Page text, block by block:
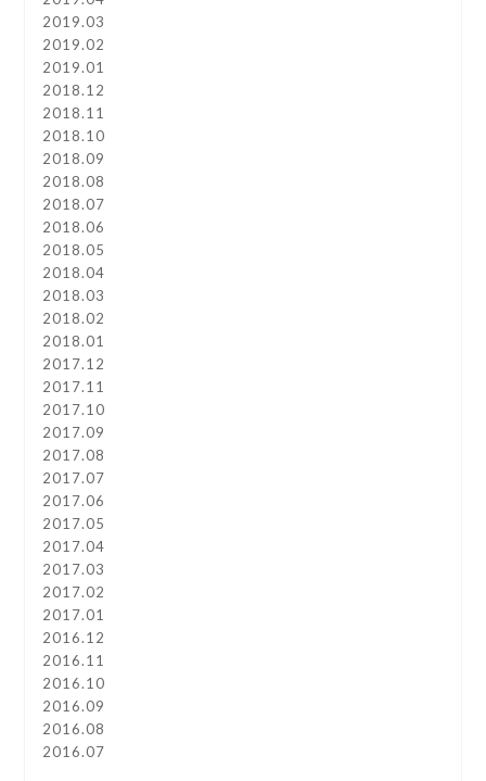
2019.03
2019.02
2019.01
2018.12
2018.11
2018.10
2018.09
2018.08
2018.07
2018.06
2018.05
2018.04
2018.03
2018.02
2018.01
2017.12
2017.11
2017.10
2017.09
2017.08
2017.07
2017.06
2017.05
2017.04
2017.03
2017.02
2017.01
2016.12
2016.11
2016.10
2016.09
2016.08
2016.07